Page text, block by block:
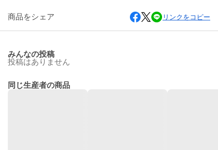
商品をシェア リンクをコピー
みんなの投稿
投稿はありません
同じ生産者の商品